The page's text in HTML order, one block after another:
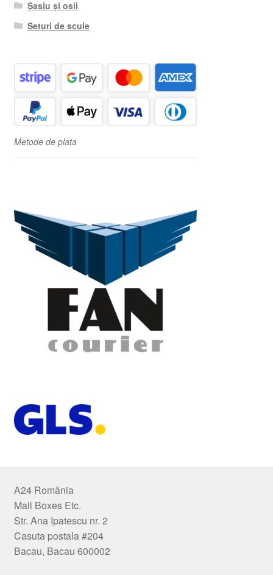
Șasiu și osii
Seturi de scule
Metode de plata
A24 România
Mail Boxes Etc.
Str. Ana Ipatescu nr. 2
Casuta postala #204
Bacau, Bacau 600002